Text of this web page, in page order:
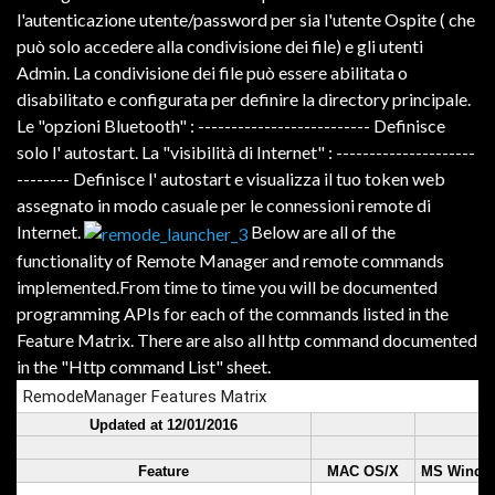
l'autenticazioneutente/passwordpersia l'utente Ospite( che
puòsoloaccedere allacondivisione deifile)egli utenti
Admin. Lacondivisionedei filepuòessereabilitatao
disabilitatoeconfigurata perdefinire ladirectoryprincipale.
Le "opzioni Bluetooth" : -------------------------- Definisce
solo l' autostart. La "visibilità di Internet" : ---------------------
-------- Definisce l'autostartevisualizza il tuotokenweb
assegnato in modo casualeper le connessioniremotedi
Internet.
Below are all of the
functionality of Remote Manager and remote commands
implemented.From time to time you will be documented
programming APIs for each of the commands listed in the
Feature Matrix. There are also all http command documented
in the "Http command List" sheet.